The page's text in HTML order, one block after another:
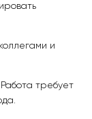
и
требует